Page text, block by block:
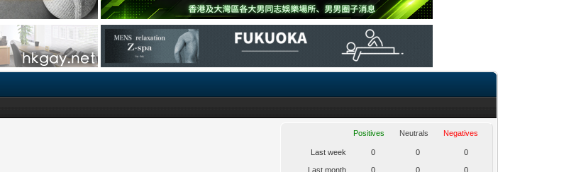
Positives Neutrals Negatives
Last week 0 0 0
Last month 0 0 0